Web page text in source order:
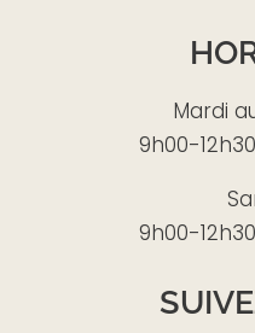
Mardi
9h00-
9h00-